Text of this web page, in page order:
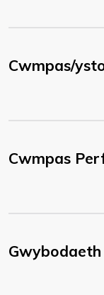
Cwmpas/
Cwmpas